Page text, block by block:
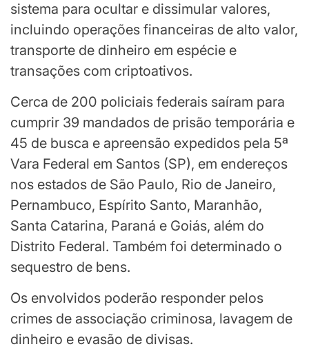
sistema para ocultar e dissimular valores,
incluindo operações financeiras de alto valor,
transporte de dinheiro em espécie e
transações com criptoativos.
Cerca de 200 policiais federais saíram para
cumprir 39 mandados de prisão temporária e
45 de busca e apreensão expedidos pela 5ª
Vara Federal em Santos (SP), em endereços
nos estados de São Paulo, Rio de Janeiro,
Pernambuco, Espírito Santo, Maranhão,
Santa Catarina, Paraná e Goiás, além do
Distrito Federal. Também foi determinado o
sequestro de bens.
Os envolvidos poderão responder pelos
crimes de associação criminosa, lavagem de
dinheiro e evasão de divisas.